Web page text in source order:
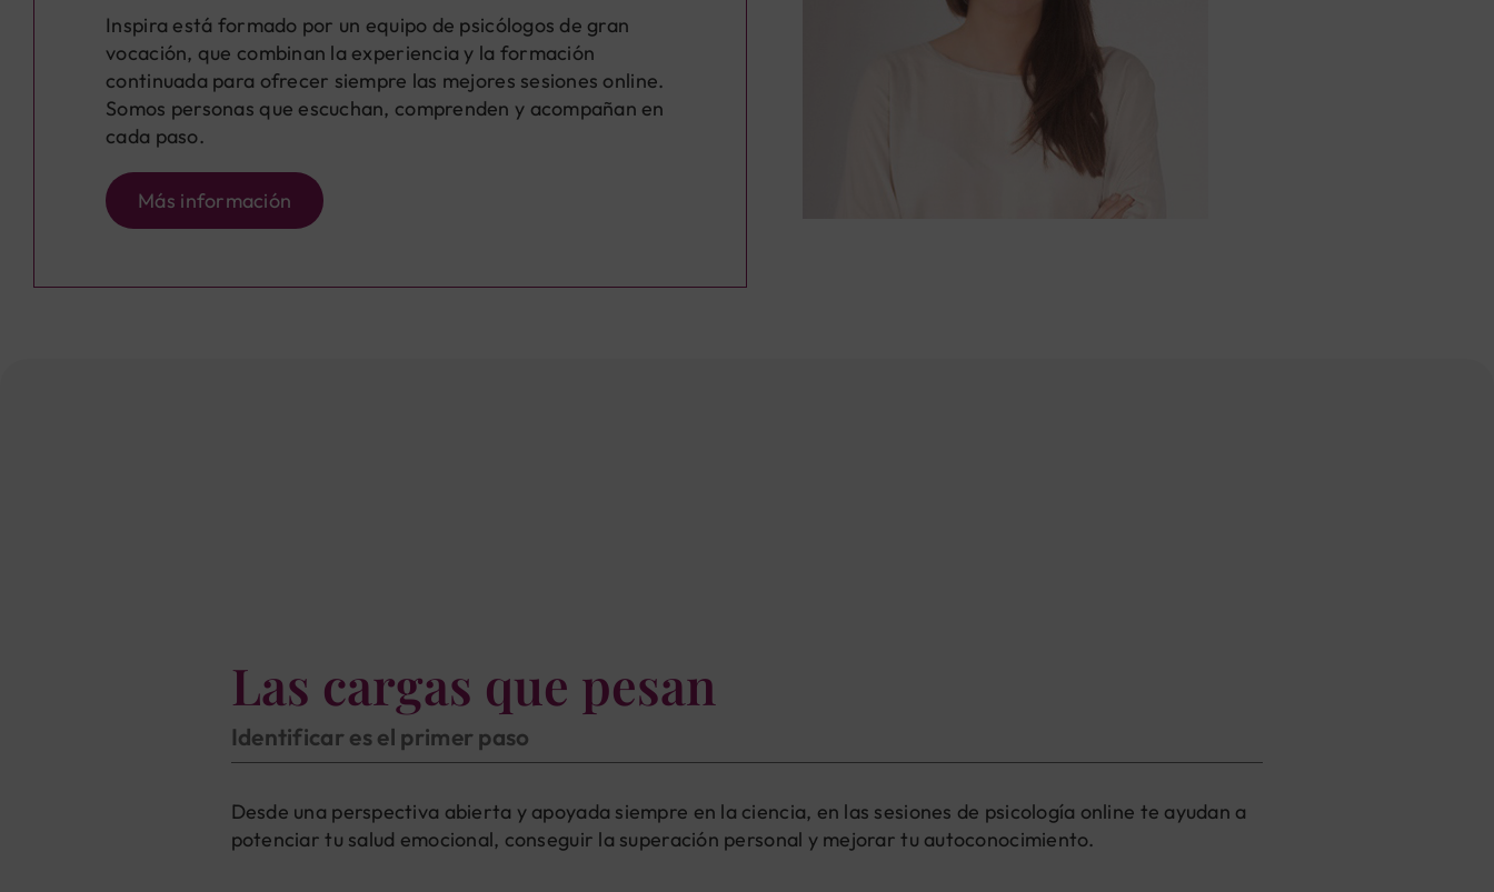
Inspira está formado por un equipo de psicólogos de gran
vocación, que combinan la experiencia y la formación
continuada para ofrecer siempre las mejores sesiones online.
Somos personas que escuchan, comprenden y acompañan en
cada paso.
Más información
Las cargas que pesan
Identificar es el primer paso
Desde una perspectiva abierta y apoyada siempre en la ciencia, en las sesiones de psicología online te ayudan a
potenciar tu salud emocional, conseguir la superación personal y mejorar tu autoconocimiento.